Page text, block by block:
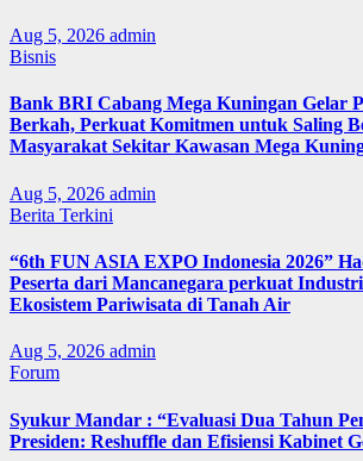
Aug 5, 2026 admin
Bisnis
Bank BRI Cabang Mega Kuningan Gelar
Berkah, Perkuat Komitmen untuk Saling
Masyarakat Sekitar Kawasan Mega
Aug 5, 2026 admin
Berita Terkini
“6th FUN ASIA EXPO Indonesia 2026”
Peserta dari Mancanegara perkuat
Ekosistem Pariwisata di Tanah Air
Aug 5, 2026 admin
Forum
Syukur Mandar : “Evaluasi Dua Tahun
Presiden: Reshuffle dan Efisiensi Kabinet